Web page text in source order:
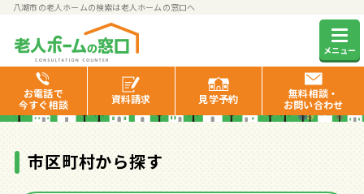
八潮市の老人ホームの検索は老人ホームの窓口へ
メニュー
お電話で
今すぐ相談
資料請求 見学予約
無料相談・
お問い合わせ
八潮市の有料老人ホーム一覧
市区町村から探す